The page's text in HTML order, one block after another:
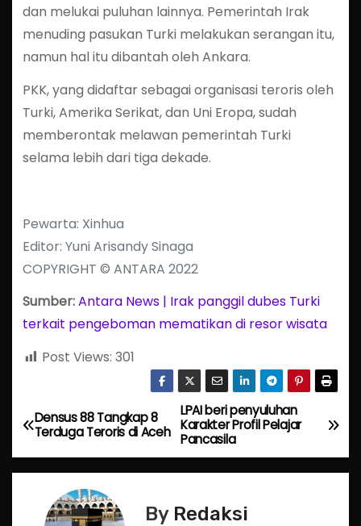
dan melukai puluhan lainnya. Pemerintah Irak
menuding pasukan Turki melakukan serangan itu,
namun hal itu dibantah oleh Ankara.
PKK, yang didaftar sebagai organisasi teroris oleh
Turki, Amerika Serikat, dan Uni Eropa, sudah
memberontak melawan pemerintah Turki
selama lebih dari tiga dekade.
Pewarta: Xinhua
Editor: Yuni Arisandy Sinaga
COPYRIGHT © ANTARA 2022
Sumber:Antara News | Irak panggil dubes Turki
terkait pengeboman mematikan di resor wisata
Post Views: 301
P
o
LPAI beri penyuluhan
Karakter Profil Pelajar
Pancasila
Densus 88 Tangkap 8
Terduga Teroris di Aceh
By Redaksi